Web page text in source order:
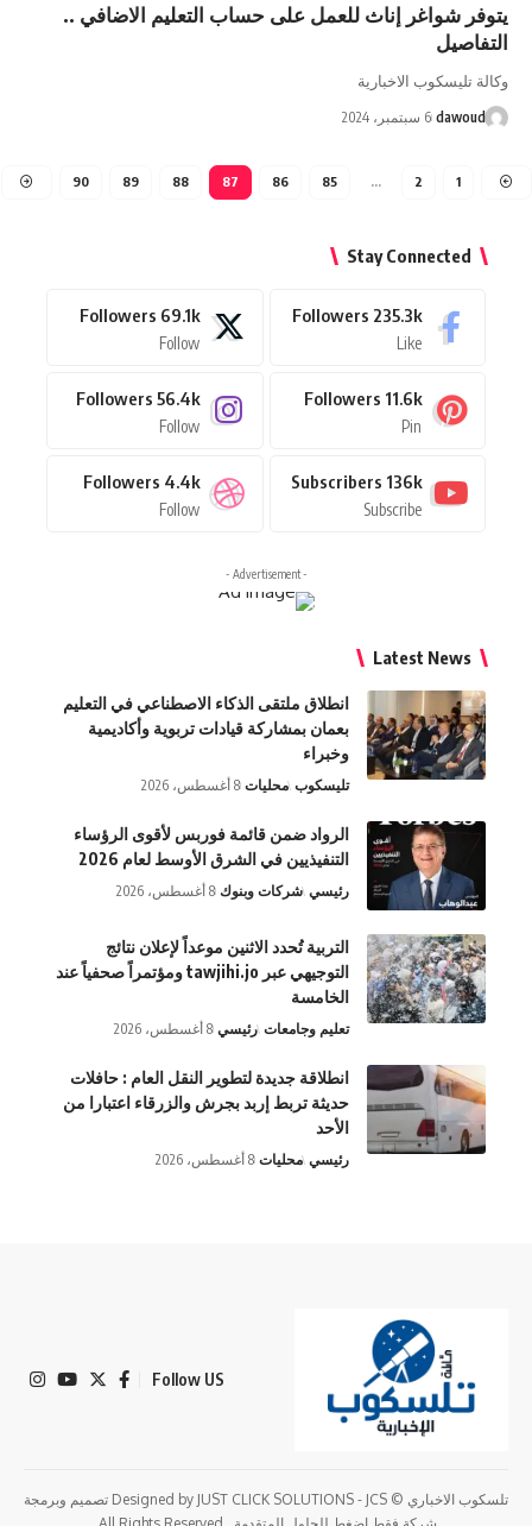
يتوفر شواغر إناث للعمل على حساب التعليم الاضافي ..
التفاصيل
وكالة تليسكوب الاخبارية
dawoud 6 سبتمبر، 2024
1
2
…
85
86
87
88
89
90
Stay Connected
235.3k
Followers
Like
69.1k
Followers
Follow
11.6k
Followers
Pin
56.4k
Followers
Follow
136k
Subscribers
Subscribe
4.4k
Followers
Follow
- Advertisement -
Latest News
انطلاق ملتقى الذكاء الاصطناعي في التعليم
بعمان بمشاركة قيادات تربوية وأكاديمية
وخبراء
تليسكوب محليات 8 أغسطس، 2026
الرواد ضمن قائمة فوربس لأقوى الرؤساء
التنفيذيين في الشرق الأوسط لعام 2026
رئيسي شركات وبنوك 8 أغسطس، 2026
التربية تُحدد الاثنين موعداً لإعلان نتائج
التوجيهي عبر tawjihi.jo ومؤتمراً صحفياً عند
الخامسة
تعليم وجامعات رئيسي 8 أغسطس، 2026
انطلاقة جديدة لتطوير النقل العام : حافلات
حديثة تربط إربد بجرش والزرقاء اعتبارا من
الأحد
رئيسي محليات 8 أغسطس، 2026
Follow US
تلسكوب الاخباري © Designed by JUST CLICK SOLUTIONS - JCS تصميم وبرمجة